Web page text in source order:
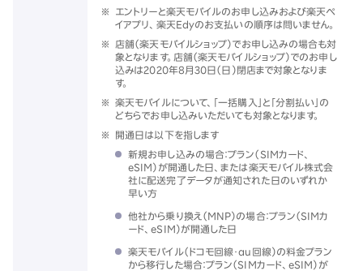
※
エントリーと楽天モバイルのお申し込みおよび楽天ペ
イアプリ、楽天Edyのお支払いの順序は問いません。
※
店舗（楽天モバイルショップ）でお申し込みの場合も対
象となります。店舗（楽天モバイルショップ）でのお申し
込みは2020年8月30日（日）閉店まで対象となりま
す。
※
楽天モバイルについて、「一括購入」と「分割払い」の
どちらでお申し込みいただいても対象となります。
※
開通日は以下を指します
新規お申し込みの場合：プラン（SIMカード、
eSIM）が開通した日、または楽天モバイル株式会
社に配送完了データが通知された日のいずれか
早い方
他社から乗り換え（MNP）の場合：プラン（SIMカ
ード、eSIM）が開通した日
楽天モバイル（ドコモ回線・au回線）の料金プラン
から移行した場合：プラン（SIMカード、eSIM）が